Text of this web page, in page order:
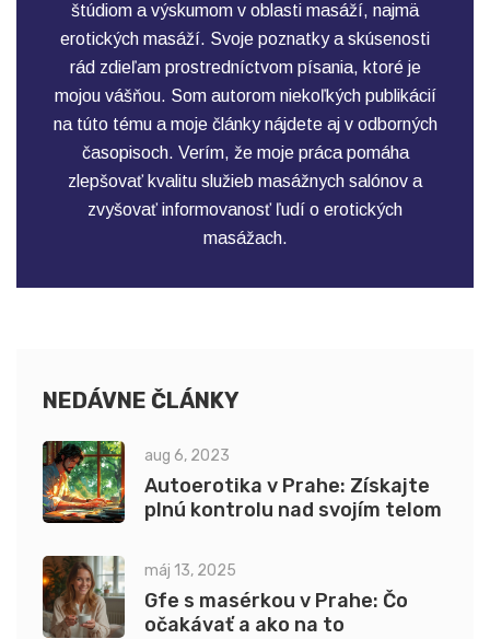
štúdiom a výskumom v oblasti masáží, najmä
erotických masáží. Svoje poznatky a skúsenosti
rád zdieľam prostredníctvom písania, ktoré je
mojou vášňou. Som autorom niekoľkých publikácií
na túto tému a moje články nájdete aj v odborných
časopisoch. Verím, že moje práca pomáha
zlepšovať kvalitu služieb masážnych salónov a
zvyšovať informovanosť ľudí o erotických
masážach.
NEDÁVNE ČLÁNKY
aug 6, 2023
Autoerotika v Prahe: Získajte
plnú kontrolu nad svojím telom
máj 13, 2025
Gfe s masérkou v Prahe: Čo
očakávať a ako na to